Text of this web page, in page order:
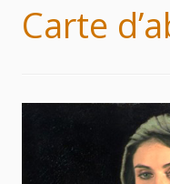
Carte